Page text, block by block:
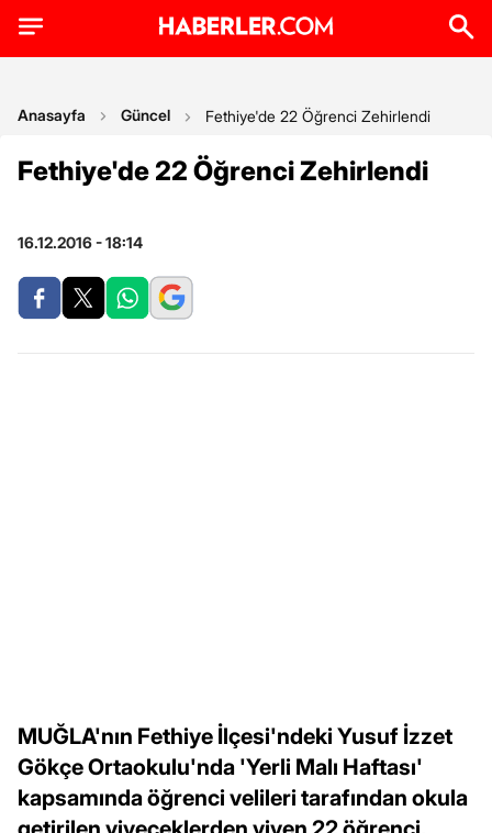
Anasayfa Güncel Fethiye'de 22 Öğrenci Zehirlendi
Fethiye'de 22 Öğrenci Zehirlendi
16.12.2016 - 18:14
MUĞLA'nın Fethiye İlçesi'ndeki Yusuf İzzet
Gökçe Ortaokulu'nda 'Yerli Malı Haftası'
kapsamında öğrenci velileri tarafından okula